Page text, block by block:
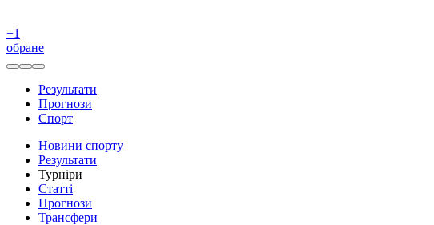
+1
обране
Результати
Прогнози
Спорт
Новини спорту
Результати
Турніри
Статті
Прогнози
Трансфери